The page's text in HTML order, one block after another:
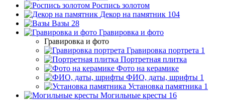
Роспись золотом
Декор на памятник 104
Вазы 28
Гравировка и фото
Гравировка и фото
Гравировка портрета 1
Портретная плитка
Фото на керамике
ФИО, даты, шрифты 1
Установка памятника 1
Могильные кресты 16